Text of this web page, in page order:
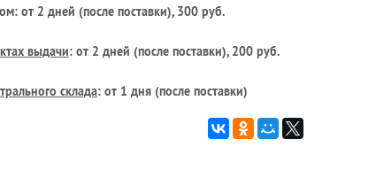
от 2 дней (после поставки), 300 руб.
выдачи: от 2 дней (после поставки), 200 руб.
склада: от 1 дня (после поставки)